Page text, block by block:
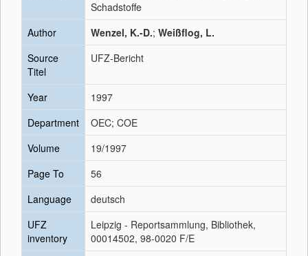
Schadstoffe
Author
Wenzel, K.-D.; Weißflog, L.
Source
Titel
UFZ-Bericht
Year
1997
Department
OEC; COE
Volume
19/1997
Page To
56
Language
deutsch
UFZ
inventory
Leipzig - Reportsammlung, Bibliothek,
00014502, 98-0020 F/E